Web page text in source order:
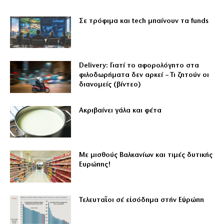
Σε τρόφιμα και tech μπαίνουν τα funds
Delivery: Γιατί το αφορολόγητο στα
φιλοδωρήματα δεν αρκεί – Τι ζητούν οι
διανομείς (βίντεο)
Aκριβαίνει γάλα και φέτα
Με μισθούς Βαλκανίων και τιμές δυτικής
Ευρώπης!
Τελευταῖοι σέ εἰσόδημα στήν Εὐρώπη